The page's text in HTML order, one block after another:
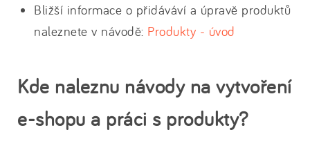
Bližší informace o přidáváví a úpravě produktů
naleznete v návodě: Produkty - úvod
Kde naleznu návody na vytvoření
e-shopu a práci s produkty?